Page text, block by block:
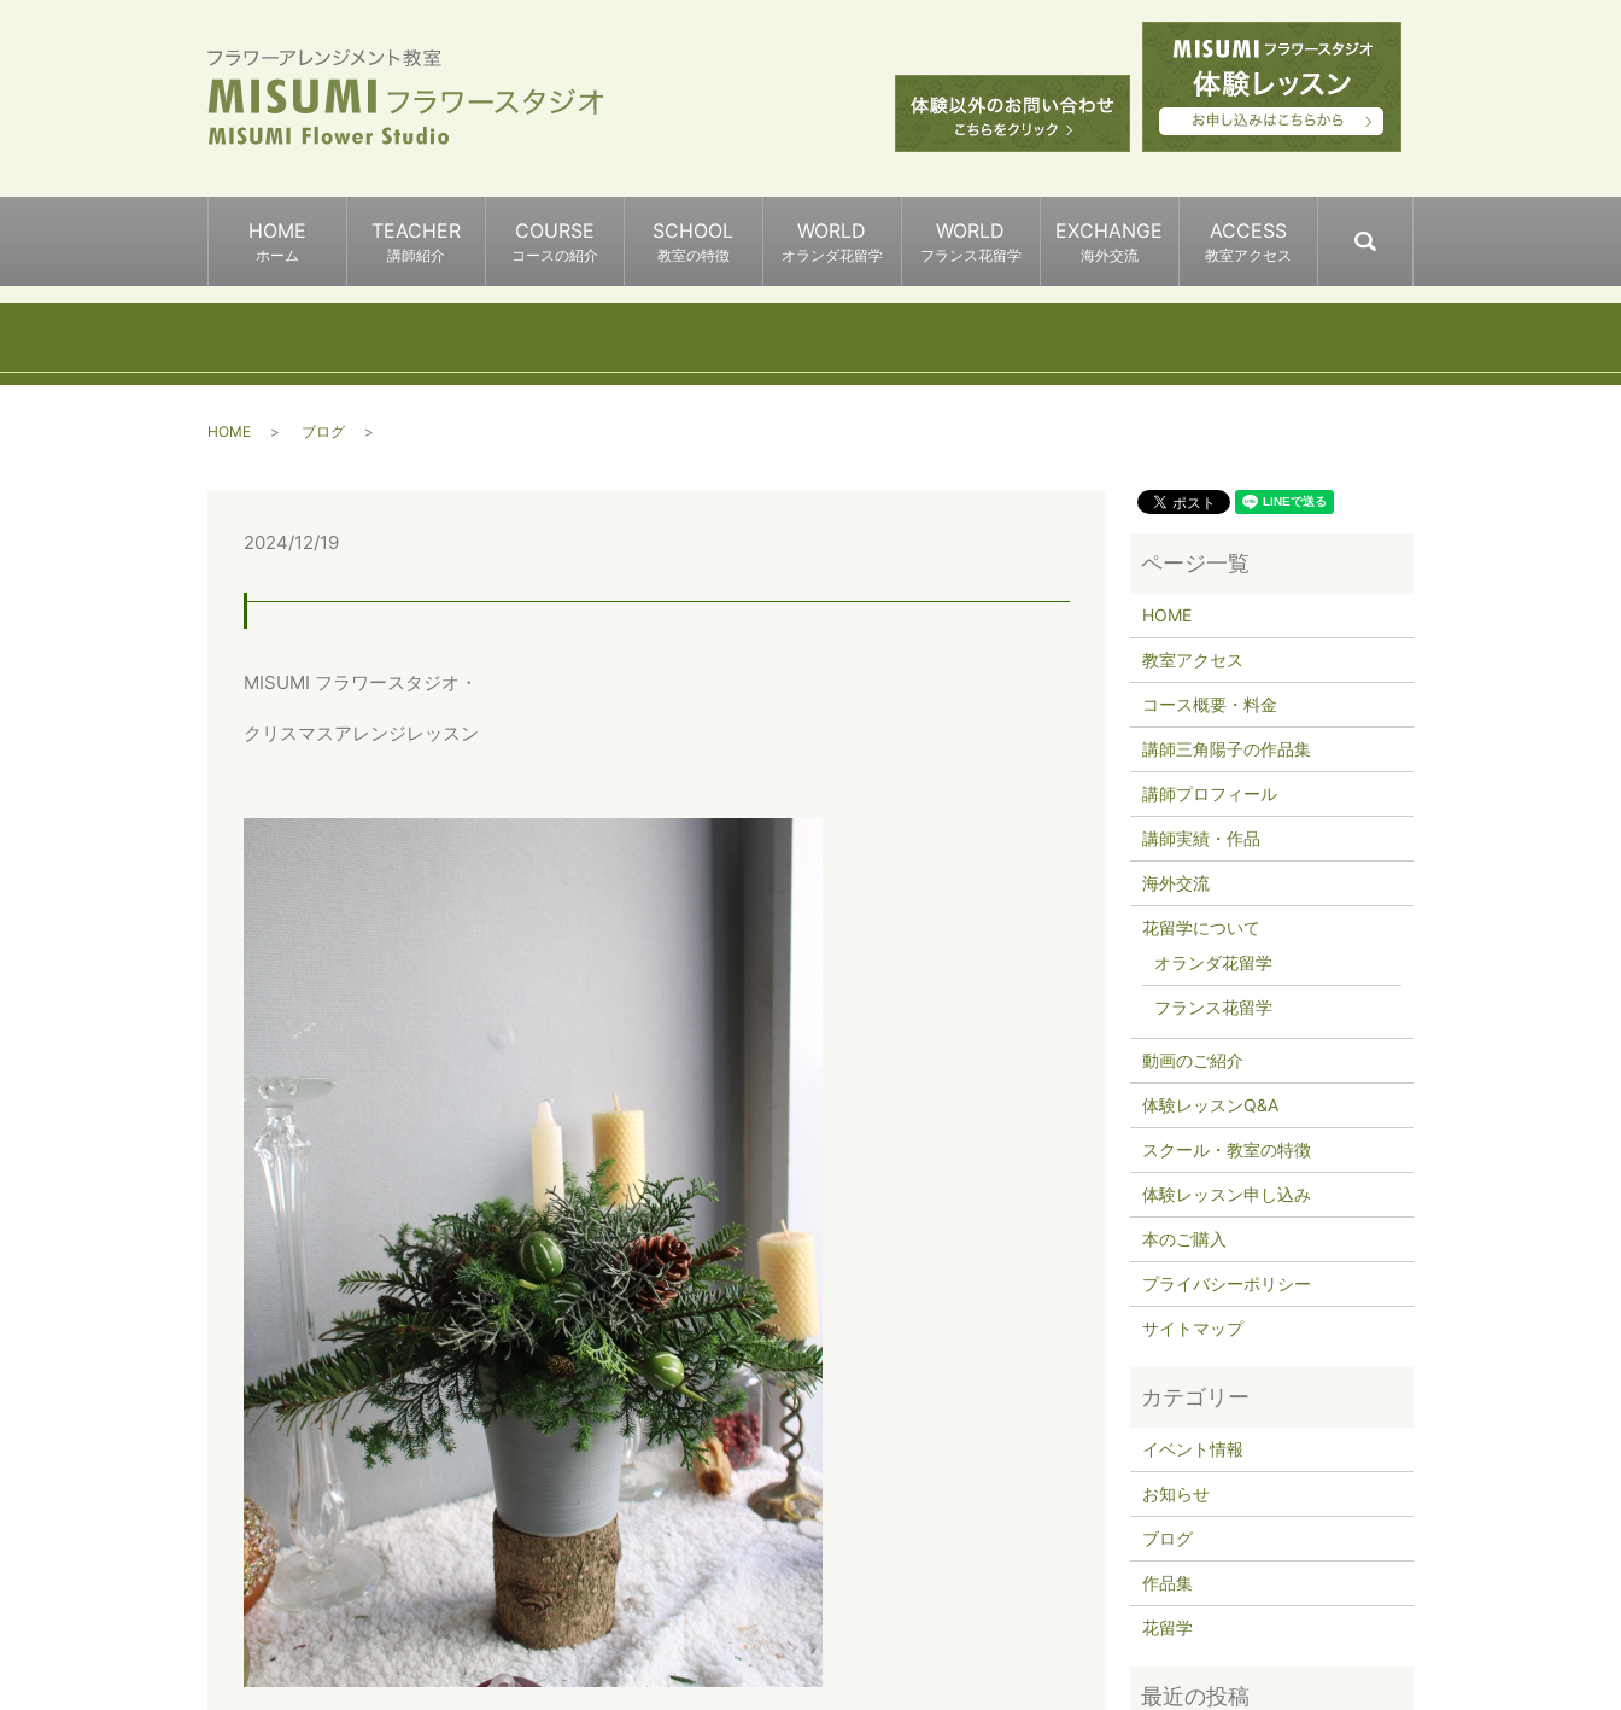
HOME
ホーム
TEACHER
講師紹介
COURSE
コースの紹介
SCHOOL
教室の特徴
WORLD
オランダ花留学
WORLD
フランス花留学
EXCHANGE
海外交流
ACCESS
教室アクセス
HOME ブログ
2024/12/19
MISUMI フラワースタジオ・
クリスマスアレンジレッスン
HOME
教室アクセス
コース概要・料金
講師三角陽子の作品集
講師プロフィール
講師実績・作品
海外交流
花留学について
オランダ花留学
フランス花留学
動画のご紹介
体験レッスンQ&A
スクール・教室の特徴
体験レッスン申し込み
本のご購入
プライバシーポリシー
サイトマップ
イベント情報
お知らせ
ブログ
作品集
花留学